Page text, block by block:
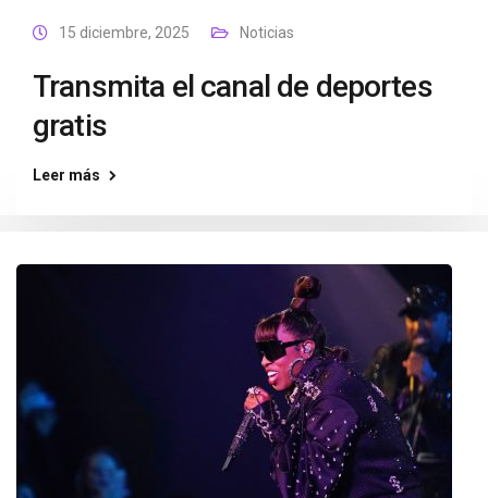
15 diciembre, 2025 Noticias
Transmita el canal de deportes
gratis
Leer más